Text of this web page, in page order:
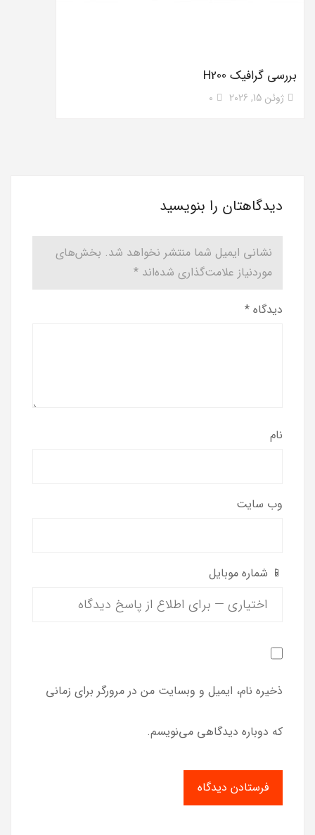
بررسی گرافیک H200
ژوئن 15, 2026 0
دیدگاهتان را بنویسید
نشانی ایمیل شما منتشر نخواهد شد. بخش‌های
موردنیاز علامت‌گذاری شده‌اند *
دیدگاه *
نام
وب‌ سایت
📱 شماره موبایل
ذخیره نام، ایمیل و وبسایت من در مرورگر برای زمانی
که دوباره دیدگاهی می‌نویسم.